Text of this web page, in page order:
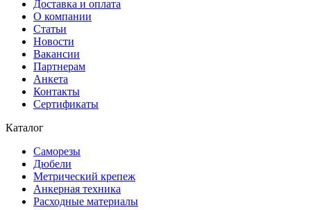
Доставка и оплата
О компании
Статьи
Новости
Вакансии
Партнерам
Анкета
Контакты
Сертификаты
Каталог
Саморезы
Дюбели
Метрический крепеж
Анкерная техника
Расходные материалы